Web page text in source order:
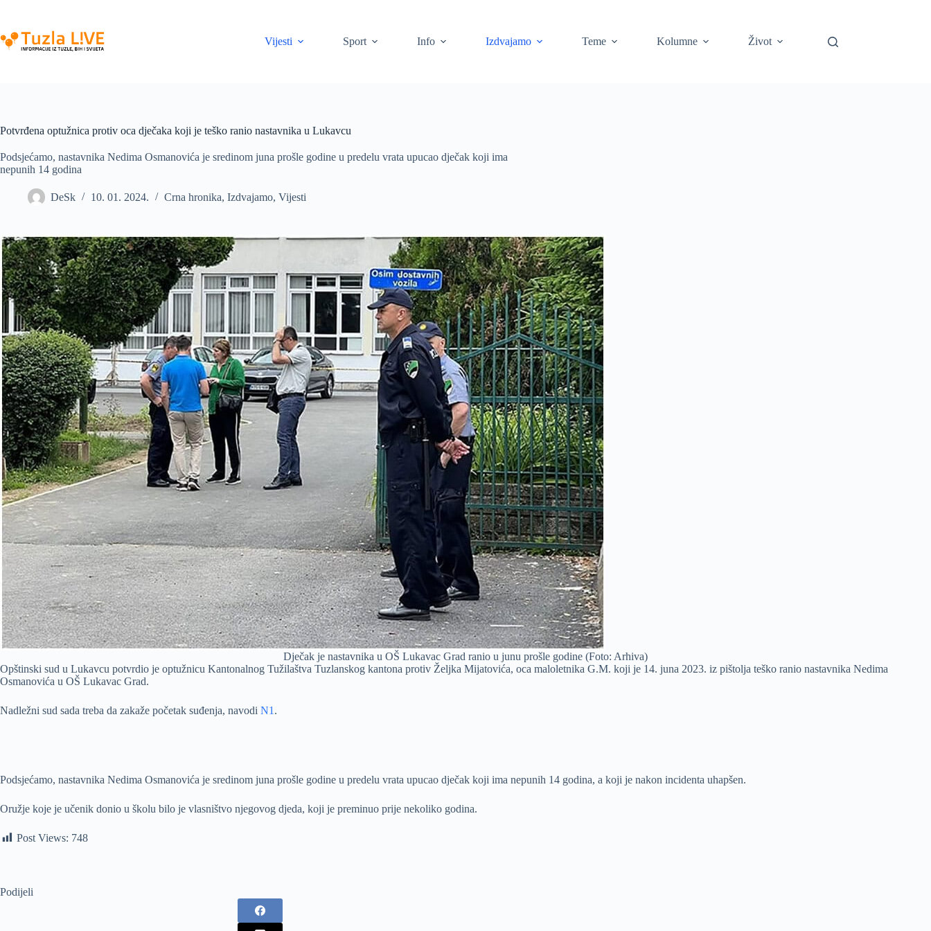
content
Vijesti
Sport Info Izdvajamo Teme Kolumne Život
Potvrđena optužnica protiv oca dječaka koji je teško ranio nastavnika u Lukavcu
Podsjećamo, nastavnika Nedima Osmanovića je sredinom juna prošle godine u predelu vrata upucao dječak koji ima
nepunih 14 godina
DeSk 10. 01. 2024. Crna hronika, Izdvajamo, Vijesti
Dječak je nastavnika u OŠ Lukavac Grad ranio u junu prošle godine (Foto: Arhiva)
Opštinski sud u Lukavcu potvrdio je optužnicu Kantonalnog Tužilaštva Tuzlanskog kantona protiv Željka Mijatovića, oca maloletnika G.M. koji je 14. juna 2023. iz pištolja teško ranio nastavnika Nedima
Osmanovića u OŠ Lukavac Grad.
Nadležni sud sada treba da zakaže početak suđenja, navodi N1 .
Podsjećamo, nastavnika Nedima Osmanovića je sredinom juna prošle godine u predelu vrata upucao dječak koji ima nepunih 14 godina, a koji je nakon incidenta uhapšen.
Oružje koje je učenik donio u školu bilo je vlasništvo njegovog djeda, koji je preminuo prije nekoliko godina.
Post Views: 748
Podijeli